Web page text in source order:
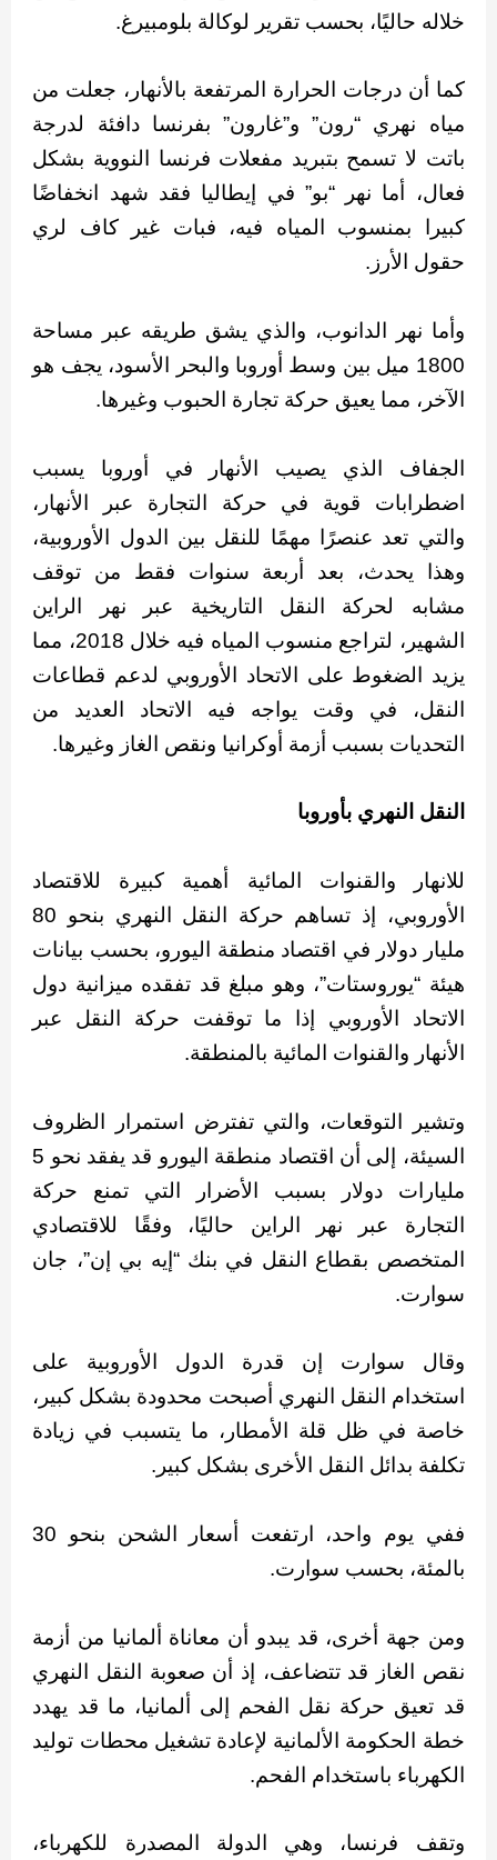
خلاله حاليًا، بحسب تقرير لوكالة بلومبيرغ.
كما أن درجات الحرارة المرتفعة بالأنهار، جعلت من
مياه نهري “رون” و”غارون” بفرنسا دافئة لدرجة
باتت لا تسمح بتبريد مفعلات فرنسا النووية بشكل
فعال، أما نهر “بو” في إيطاليا فقد شهد انخفاضًا
كبيرا بمنسوب المياه فيه، فبات غير كاف لري
حقول الأرز.
وأما نهر الدانوب، والذي يشق طريقه عبر مساحة
1800 ميل بين وسط أوروبا والبحر الأسود، يجف هو
الآخر، مما يعيق حركة تجارة الحبوب وغيرها.
الجفاف الذي يصيب الأنهار في أوروبا يسبب
اضطرابات قوية في حركة التجارة عبر الأنهار،
والتي تعد عنصرًا مهمًا للنقل بين الدول الأوروبية،
وهذا يحدث، بعد أربعة سنوات فقط من توقف
مشابه لحركة النقل التاريخية عبر نهر الراين
الشهير، لتراجع منسوب المياه فيه خلال 2018، مما
يزيد الضغوط على الاتحاد الأوروبي لدعم قطاعات
النقل، في وقت يواجه فيه الاتحاد العديد من
التحديات بسبب أزمة أوكرانيا ونقص الغاز وغيرها.
النقل النهري بأوروبا
للانهار والقنوات المائية أهمية كبيرة للاقتصاد
الأوروبي، إذ تساهم حركة النقل النهري بنحو 80
مليار دولار في اقتصاد منطقة اليورو، بحسب بيانات
هيئة “يوروستات”، وهو مبلغ قد تفقده ميزانية دول
الاتحاد الأوروبي إذا ما توقفت حركة النقل عبر
الأنهار والقنوات المائية بالمنطقة.
وتشير التوقعات، والتي تفترض استمرار الظروف
السيئة، إلى أن اقتصاد منطقة اليورو قد يفقد نحو 5
مليارات دولار بسبب الأضرار التي تمنع حركة
التجارة عبر نهر الراين حاليًا، وفقًا للاقتصادي
المتخصص بقطاع النقل في بنك “إيه بي إن”، جان
سوارت.
وقال سوارت إن قدرة الدول الأوروبية على
استخدام النقل النهري أصبحت محدودة بشكل كبير،
خاصة في ظل قلة الأمطار، ما يتسبب في زيادة
تكلفة بدائل النقل الأخرى بشكل كبير.
ففي يوم واحد، ارتفعت أسعار الشحن بنحو 30
بالمئة، بحسب سوارت.
ومن جهة أخرى، قد يبدو أن معاناة ألمانيا من أزمة
نقص الغاز قد تتضاعف، إذ أن صعوبة النقل النهري
قد تعيق حركة نقل الفحم إلى ألمانيا، ما قد يهدد
خطة الحكومة الألمانية لإعادة تشغيل محطات توليد
الكهرباء باستخدام الفحم.
وتقف فرنسا، وهي الدولة المصدرة للكهرباء،